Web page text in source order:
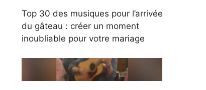
Top 30 des musiques pour l’arrivée
du gâteau : créer un moment
inoubliable pour votre mariage